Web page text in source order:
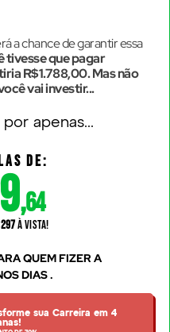
a chance de garantir essa
tivesse que pagar
R$1.788,00. Mas não
vai investir...
apenas...
DE:
,64
à vista!
QUEM FIZER A
DIAS.
sua Carreira em 4